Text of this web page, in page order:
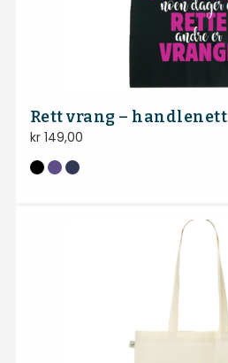
Rett vrang – handlenett
kr149,00